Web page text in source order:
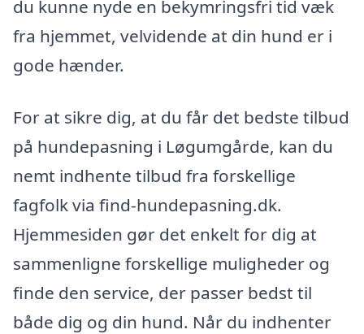
du kunne nyde en bekymringsfri tid væk
fra hjemmet, velvidende at din hund er i
gode hænder.
For at sikre dig, at du får det bedste tilbud
på hundepasning i Løgumgårde, kan du
nemt indhente tilbud fra forskellige
fagfolk via find-hundepasning.dk.
Hjemmesiden gør det enkelt for dig at
sammenligne forskellige muligheder og
finde den service, der passer bedst til
både dig og din hund. Når du indhenter